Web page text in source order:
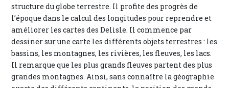
structure du globe terrestre. Il profite des progrès de
l’époque dans le calcul des longitudes pour reprendre et
améliorer les cartes des Delisle. Il commence par
dessiner sur une carte les différents objets terrestres : les
bassins, les montagnes, les rivières, les fleuves, les lacs.
Il remarque que les plus grands fleuves partent des plus
grandes montagnes. Ainsi, sans connaître la géographie